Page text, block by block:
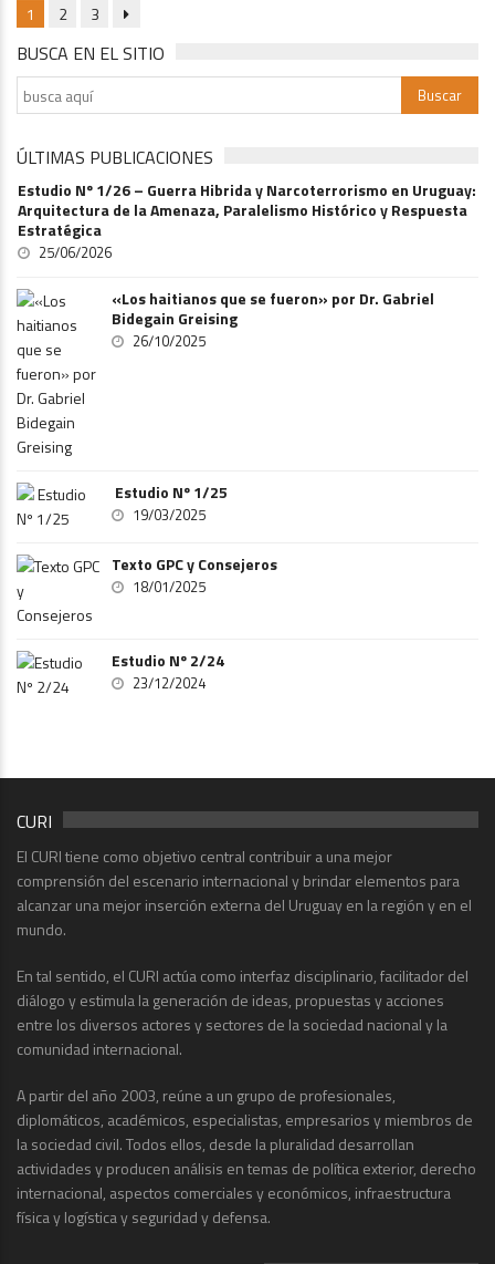
1 2 3
BUSCA EN EL SITIO
ÚLTIMAS PUBLICACIONES
Estudio Nº 1/26 – Guerra Hibrida y Narcoterrorismo en Uruguay:
Arquitectura de la Amenaza, Paralelismo Histórico y Respuesta
Estratégica
25/06/2026
«Los haitianos que se fueron» por Dr. Gabriel
Bidegain Greising
26/10/2025
Estudio Nº 1/25
19/03/2025
Texto GPC y Consejeros
18/01/2025
Estudio Nº 2/24
23/12/2024
CURI
El CURI tiene como objetivo central contribuir a una mejor
comprensión del escenario internacional y brindar elementos para
alcanzar una mejor inserción externa del Uruguay en la región y en el
mundo.
En tal sentido, el CURI actúa como interfaz disciplinario, facilitador del
diálogo y estimula la generación de ideas, propuestas y acciones
entre los diversos actores y sectores de la sociedad nacional y la
comunidad internacional.
A partir del año 2003, reúne a un grupo de profesionales,
diplomáticos, académicos, especialistas, empresarios y miembros de
la sociedad civil. Todos ellos, desde la pluralidad desarrollan
actividades y producen análisis en temas de política exterior, derecho
internacional, aspectos comerciales y económicos, infraestructura
física y logística y seguridad y defensa.